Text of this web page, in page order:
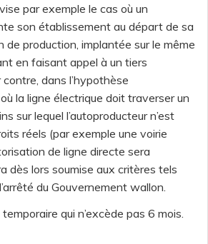
par exemple le cas où un
son établissement au départ de sa
de production, implantée sur le même
en faisant appel à un tiers
dans l’hypothèse
la ligne électrique doit traverser un
sur lequel l’autoproducteur n’est
réels (par exemple une voirie
de ligne directe sera
dès lors soumise aux critères tels
du Gouvernement wallon.
qui n’excède pas 6 mois.